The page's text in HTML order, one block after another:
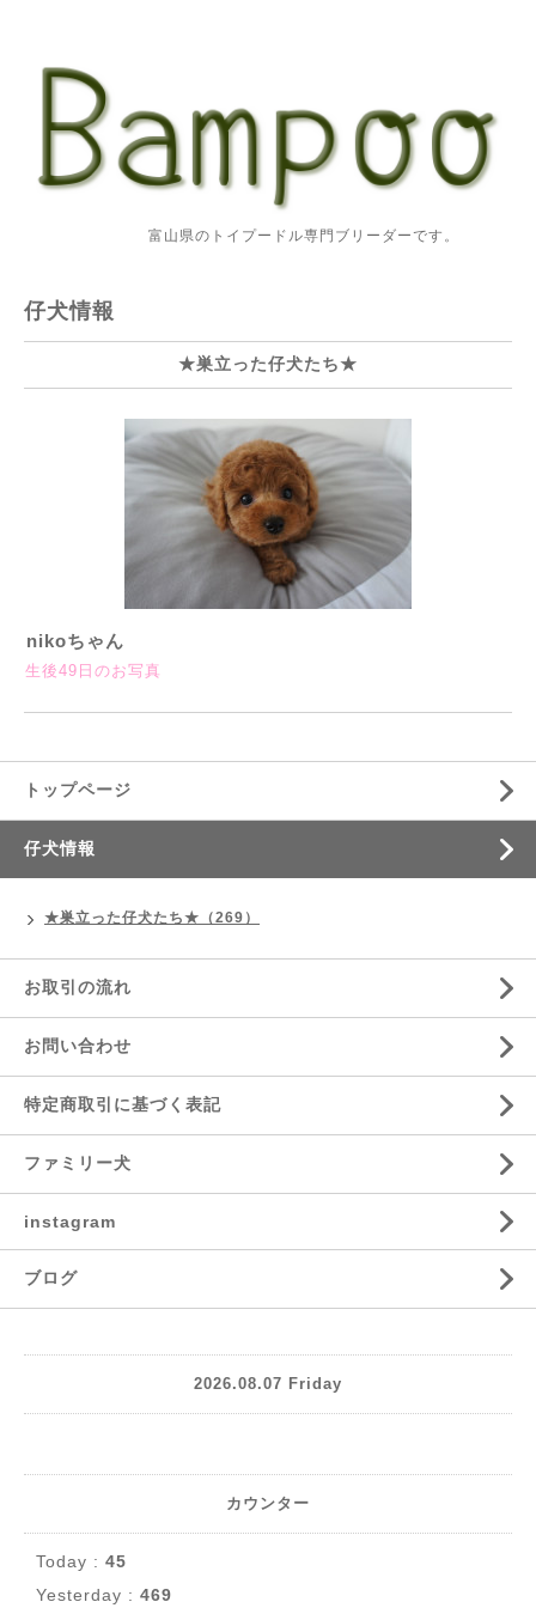
富山県のトイプードル専門ブリーダーです。
仔犬情報
★巣立った仔犬たち★
nikoちゃん
生後49日のお写真
トップページ
仔犬情報
★巣立った仔犬たち★（269）
お取引の流れ
お問い合わせ
特定商取引に基づく表記
ファミリー犬
instagram
ブログ
2026.08.07 Friday
カウンター
Today : 45
Yesterday : 469